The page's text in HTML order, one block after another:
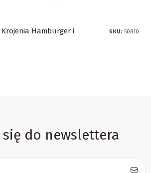
Krojenia Hamburger i
SKU: 50810
się do newslettera